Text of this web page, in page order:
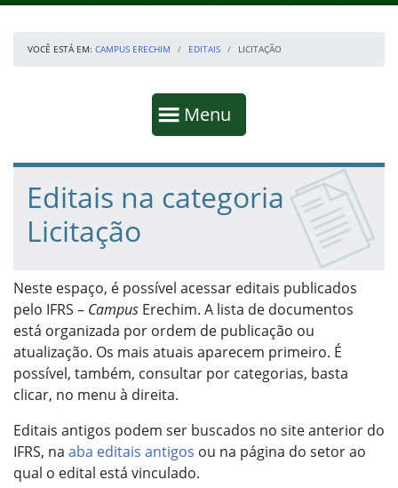
VOCÊ ESTÁ EM: CAMPUS ERECHIM EDITAIS LICITAÇÃO
Mostrar
Menu
Fim da navegação
Início do conteúdo
Editais na categoria
Licitação
Neste espaço, é possível acessar editais publicados
pelo IFRS – Campus Erechim. A lista de documentos
está organizada por ordem de publicação ou
atualização. Os mais atuais aparecem primeiro. É
possível, também, consultar por categorias, basta
clicar, no menu à direita.
Editais antigos podem ser buscados no site anterior do
IFRS, na aba editais antigos ou na página do setor ao
qual o edital está vinculado.